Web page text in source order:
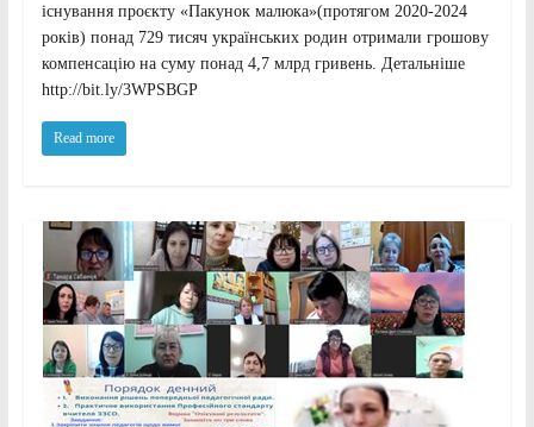
існування проєкту «Пакунок малюка»(протягом 2020-2024
років) понад 729 тисяч українських родин отримали грошову
компенсацію на суму понад 4,7 млрд гривень. Детальніше
http://bit.ly/3WPSBGP
Read more